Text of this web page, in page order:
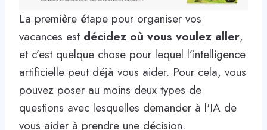
La première étape pour organiser vos
vacances est décidez où vous voulez aller,
et c’est quelque chose pour lequel l’intelligence
artificielle peut déjà vous aider. Pour cela, vous
pouvez poser au moins deux types de
questions avec lesquelles demander à l'IA de
vous aider à prendre une décision.